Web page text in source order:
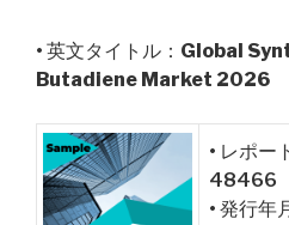
• 英文タイトル： Global
Butadiene Market 2026
• レポー
48466
• 発行